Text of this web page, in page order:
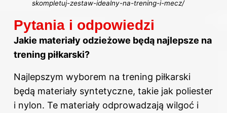
skompletuj-zestaw-idealny-na-trening-i-mecz/
Pytania i odpowiedzi
Jakie materiały odzieżowe będą najlepsze na
trening piłkarski?
Najlepszym wyborem na trening piłkarski
będą materiały syntetyczne, takie jak poliester
i nylon. Te materiały odprowadzają wilgoć i